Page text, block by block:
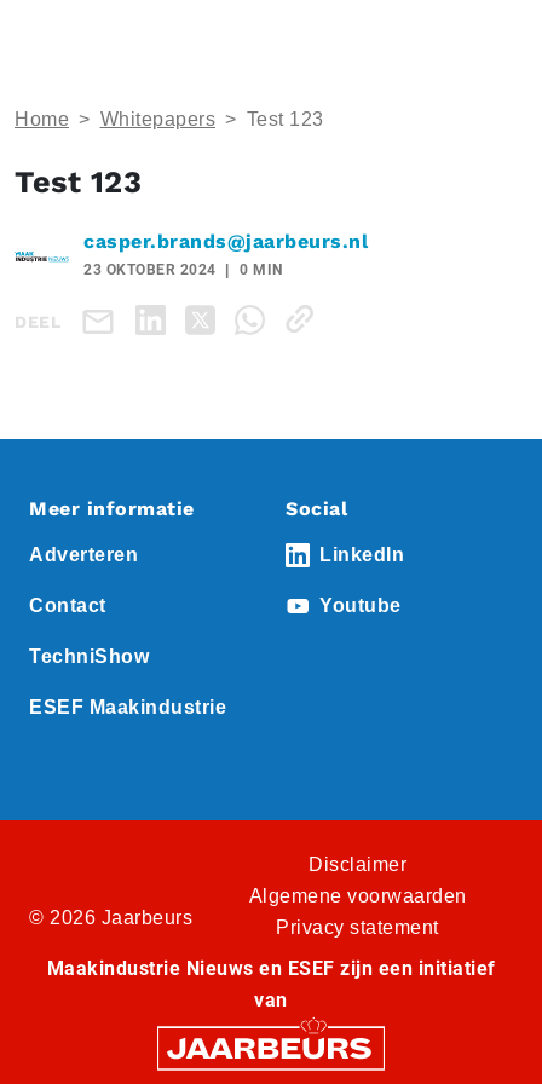
Home > Whitepapers > Test 123
Test 123
casper.brands@jaarbeurs.nl
23 OKTOBER 2024 0 MIN
DEEL
Meer informatie
Adverteren
Contact
TechniShow
ESEF Maakindustrie
Social
LinkedIn
Youtube
© 2026 Jaarbeurs
Disclaimer
Algemene voorwaarden
Privacy statement
Maakindustrie Nieuws en ESEF zijn een initiatief
van